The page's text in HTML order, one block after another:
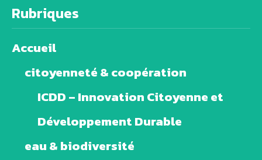
Rubriques
Accueil
citoyenneté & coopération
ICDD – Innovation Citoyenne et
Développement Durable
eau & biodiversité